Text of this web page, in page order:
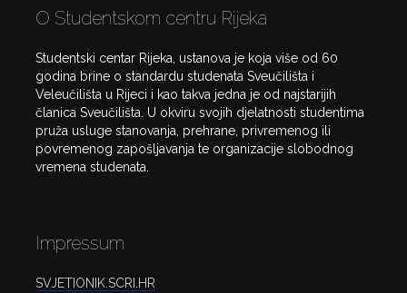
O Studentskom centru Rijeka
Studentski centar Rijeka, ustanova je koja više od 60
godina brine o standardu studenata Sveučilišta i
Veleučilišta u Rijeci i kao takva jedna je od najstarijih
članica Sveučilišta. U okviru svojih djelatnosti studentima
pruža usluge stanovanja, prehrane, privremenog ili
povremenog zapošljavanja te organizacije slobodnog
vremena studenata.
Impressum
SVJETIONIK.SCRI.HR